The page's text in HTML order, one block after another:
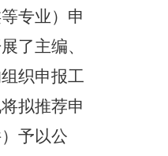
专业）申
了主编、
织申报工
拟推荐申
予以公